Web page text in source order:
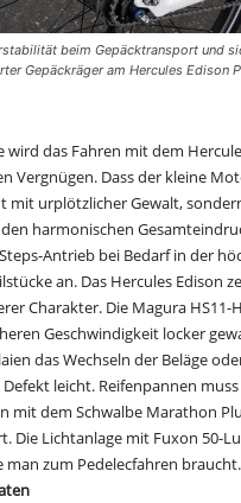
beim Gepäcktransport und
Gepäckräger am Hercules Edison
wird das Fahren mit dem
Vergnügen. Dass der kleine
mit urplötzlicher Gewalt,
harmonischen
Antrieb bei Bedarf in der
an. Das Hercules Edison
Charakter. Die Magura
Geschwindigkeit locker
das Wechseln der Beläge
leicht. Reifenpannen
mit dem Schwalbe Marathon
Die Lichtanlage mit Fuxon 50-
man zum Pedelecfahren braucht.